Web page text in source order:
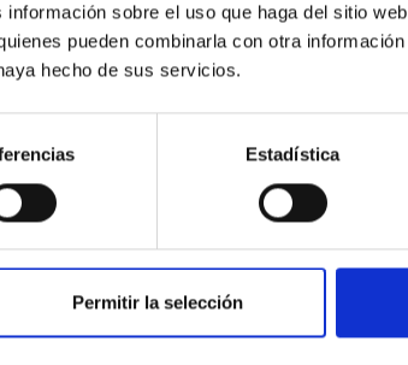
sobre el uso que haga del sitio
pueden combinarla con otra
hecho de sus servicios.
Estadística
Permitir la selección
estándar ( 𝜦 CDM), las galaxias son
capullos de materia oscura
medir su verdadero tamaño y masa ha
Un nuevo estudio publicado en
Astrofísica de Canarias (IAC), propone un
21/01/2026 - 22:37:00